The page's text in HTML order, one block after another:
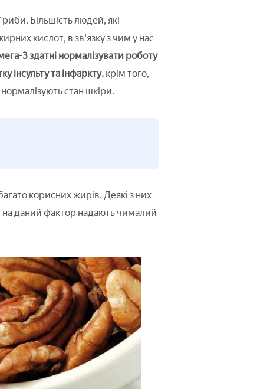
риби. Більшість людей, які
кислот, в зв'язку з чим у нас
3 здатні нормалізувати роботу
інсульту та інфаркту. крім того,
стан шкіри.
корисних жирів. Деякі з них
на даний фактор надають чималий